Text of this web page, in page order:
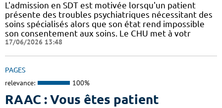
L'admission en SDT est motivée lorsqu'un patient
présente des troubles psychiatriques nécessitant des
soins spécialisés alors que son état rend impossible
son consentement aux soins. Le CHU met à votr
17/06/2026 13:48
PAGES
relevance: 100%
RAAC : Vous êtes patient